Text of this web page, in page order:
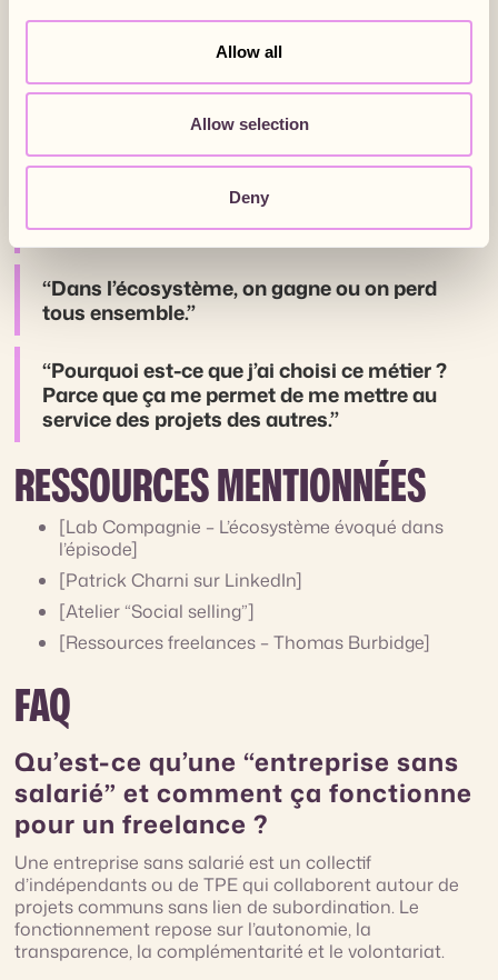
Allow all
Allow selection
Deny
Pour commencer : s’entourer, oser demander de
chercher des clients
CITATIONS FORTES
“Il ne faut plus travailler pour nos clients, il
faut travailler avec eux.”
“Dans l’écosystème, on gagne ou on perd
tous ensemble.”
“Pourquoi est-ce que j’ai choisi ce métier ?
Parce que ça me permet de me mettre au
service des projets des autres.”
RESSOURCES MENTIONNÉES
[Lab Compagnie – L’écosystème évoqué dans
l’épisode]
[Patrick Charni sur LinkedIn]
[Atelier “Social selling”]
[Ressources freelances – Thomas Burbidge]
FAQ
Qu’est-ce qu’une “entreprise sans
salarié” et comment ça fonctionne
pour un freelance ?
Une entreprise sans salarié est un collectif
d’indépendants ou de TPE qui collaborent autour de
projets communs sans lien de subordination. Le
fonctionnement repose sur l’autonomie, la
transparence, la complémentarité et le volontariat.